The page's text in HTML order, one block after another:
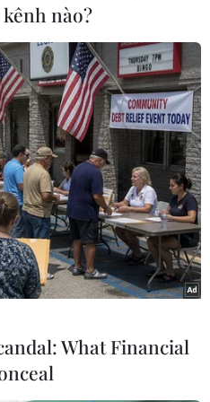
vệ mang áo số 18
điểm chìm đánh bại
mở tỷ số cho
kênh nào?
What Financial